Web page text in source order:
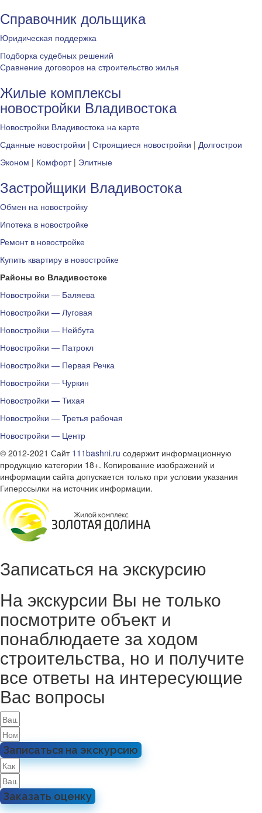
Справочник дольщика
Юридическая поддержка
Подборка судебных решений
Сравнение договоров на строительство жилья
Жилые комплексы
новостройки Владивостока
Новостройки Владивостока на карте
Сданные новостройки | Строящиеся новостройки | Долгострои
Эконом | Комфорт| Элитные
Застройщики Владивостока
Обмен на новостройку
Ипотека в новостройке
Ремонт в новостройке
Купить квартиру в новостройке
Районы во Владивостоке
Новостройки — Баляева
Новостройки — Луговая
Новостройки — Нейбута
Новостройки — Патрокл
Новостройки — Первая Речка
Новостройки — Чуркин
Новостройки — Тихая
Новостройки — Третья рабочая
Новостройки — Центр
© 2012-2021 Сайт 111bashni.ru содержит информационную
продукцию категории 18+. Копирование изображений и
информации сайта допускается только при условии указания
Гиперссылки на источник информации.
Записаться на экскурсию
На экскурсии Вы не только
посмотрите объект и
понаблюдаете за ходом
строительства, но и получите
все ответы на интересующие
Вас вопросы
Записаться на экскурсию
Заказать оценку